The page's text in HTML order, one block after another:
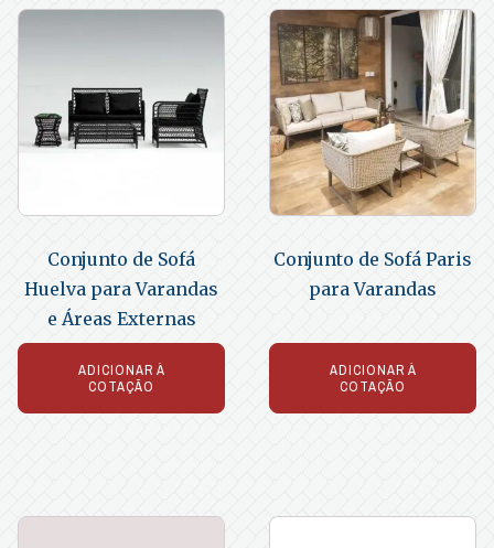
Conjunto de Sofá
Huelva para Varandas
e Áreas Externas
ADICIONAR À
COTAÇÃO
Conjunto de Sofá Paris
para Varandas
ADICIONAR À
COTAÇÃO